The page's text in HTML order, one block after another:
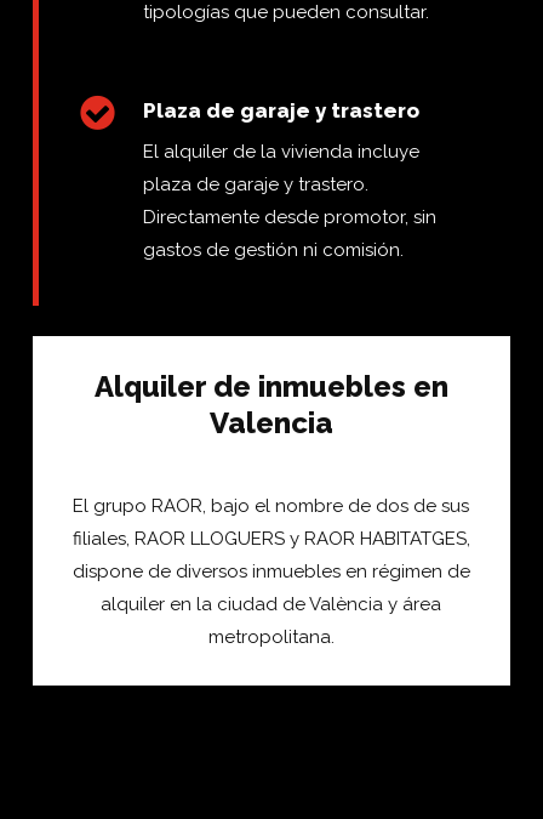
tipologías que pueden consultar.
Plaza de garaje y trastero
El alquiler de la vivienda incluye
plaza de garaje y trastero.
Directamente desde promotor, sin
gastos de gestión ni comisión.
Alquiler de inmuebles en
Valencia
El grupo RAOR, bajo el nombre de dos de sus
filiales, RAOR LLOGUERS y RAOR HABITATGES,
dispone de diversos inmuebles en régimen de
alquiler en la ciudad de València y área
metropolitana.